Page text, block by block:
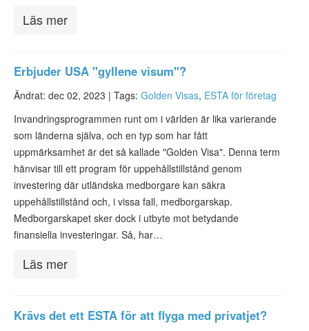
Läs mer
Erbjuder USA "gyllene visum"?
Ändrat: dec 02, 2023 | Tags: Golden Visas, ESTA för företag
Invandringsprogrammen runt om i världen är lika varierande
som länderna själva, och en typ som har fått
uppmärksamhet är det så kallade "Golden Visa". Denna term
hänvisar till ett program för uppehållstillstånd genom
investering där utländska medborgare kan säkra
uppehållstillstånd och, i vissa fall, medborgarskap.
Medborgarskapet sker dock i utbyte mot betydande
finansiella investeringar. Så, har…
Läs mer
Krävs det ett ESTA för att flyga med privatjet?